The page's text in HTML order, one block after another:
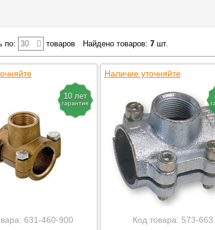
по: 30 товаров Найдено товаров: 7шт.
10 лет
гарантия
631-460-900
Наличие уточняйте
Код товара: 573-663